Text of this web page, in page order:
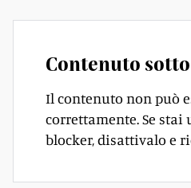
Contenuto
Il contenuto non può
correttamente. Se stai
blocker, disattivalo e